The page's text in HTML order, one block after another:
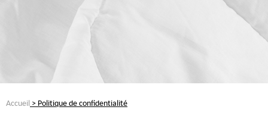
Accueil > Politique de confidentialité